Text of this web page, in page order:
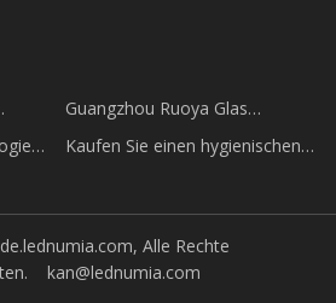
Guangzhou Ruoya Glas
Produkte Co., Ltd.
Kaufen Sie einen hygienischen
Alle Rechte
kan@lednumia.com